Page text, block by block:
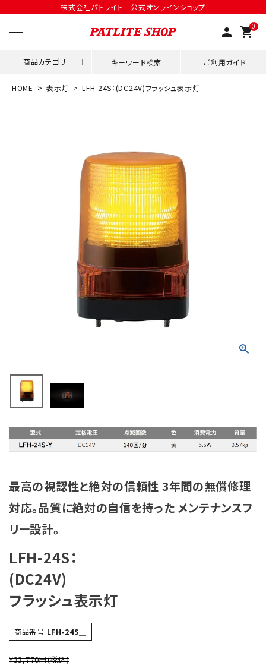
株式会社パトライト 公式オンラインショップ
person 0
shopping_cart
商品カテゴリ キーワード検索 ご利用ガイド
person 会員登録
用途別改善アイデア
ネットワーク対応
積層信号灯
光音一体型
音/音声
センサ機器
散光式警光灯
補修パーツ
製品選定の仕方
ガイドライン
HOME 表示灯 LFH-24S：(DC24V)フラッシュ表示灯
最高の視認性と絶対の信頼性 3年間の無償修理
対応。品質に絶対の自信を持った メンテナンスフ
リー設計。
LFH-24S：
(DC24V)
フラッシュ表示灯
商品番号 LFH-24S＿
¥33,770円(税込)